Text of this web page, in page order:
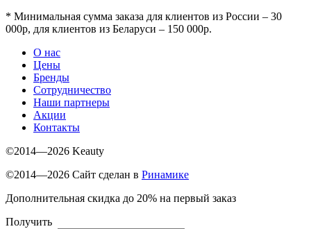
* Минимальная сумма заказа для клиентов из России – 30
000р, для клиентов из Беларуси – 150 000р.
О нас
Цены
Бренды
Сотрудничество
Наши партнеры
Акции
Контакты
©2014—2026 Keauty
©2014—2026 Сайт сделан в Ринамике
Дополнительная скидка до 20% на первый заказ
Получить